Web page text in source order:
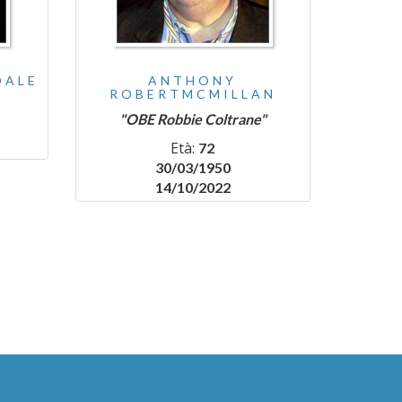
ANTHONY
ROBERTMCMILLAN
"OBE Robbie Coltrane"
Età: 72
30/03/1950
14/10/2022